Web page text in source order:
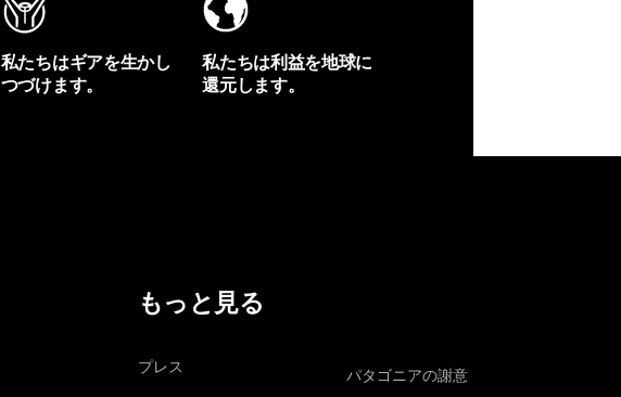
私たちはギアを生かし
つづけます。
私たちは利益を地球に
還元します。
もっと見る
プレス パタゴニアの謝意